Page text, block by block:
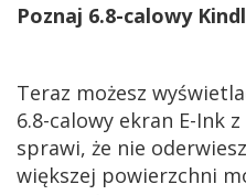
Poznaj 6.8-calowy
Teraz możesz
6.8-calowy ekran E-Ink
sprawi, że nie
większej powierzchni